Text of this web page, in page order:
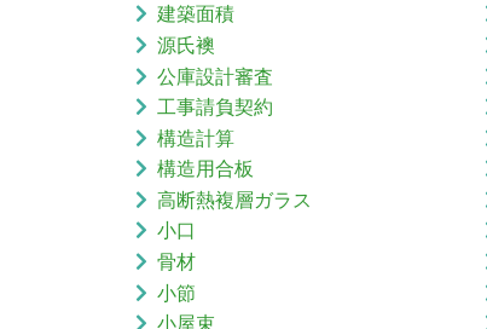
建築面積
源氏襖
公庫設計審査
工事請負契約
構造計算
構造用合板
高断熱複層ガラス
小口
骨材
小節
小屋束